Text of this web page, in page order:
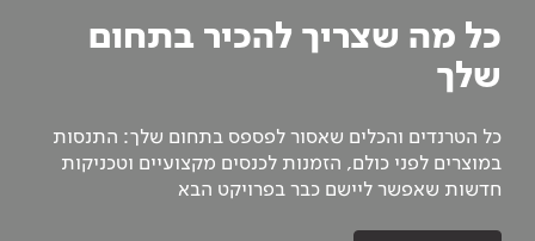
כל מה שצריך להכיר בתחום
שלך
כל הטרנדים והכלים שאסור לפספס בתחום שלך: התנסות
במוצרים לפני כולם, הזמנות לכנסים מקצועיים וטכניקות
חדשות שאפשר ליישם כבר בפרויקט הבא